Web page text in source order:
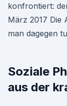
konfrontiert:
März 2017 Die
man dagegen
Soziale
aus der